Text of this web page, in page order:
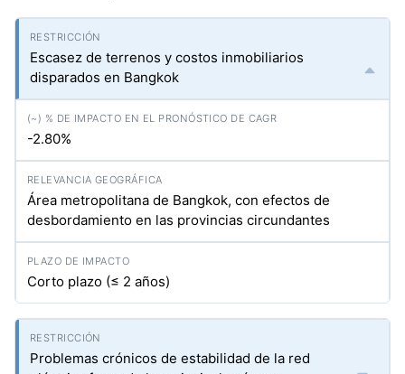
Escasez de terrenos y costos inmobiliarios
disparados en Bangkok
-2.80%
Área metropolitana de Bangkok, con efectos de
desbordamiento en las provincias circundantes
Corto plazo (≤ 2 años)
Problemas crónicos de estabilidad de la red